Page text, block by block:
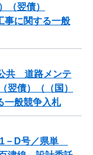
（翌債）
に関する一般
共 道路メンテ
翌債）（（国）
一般競争入札
－D号／県単